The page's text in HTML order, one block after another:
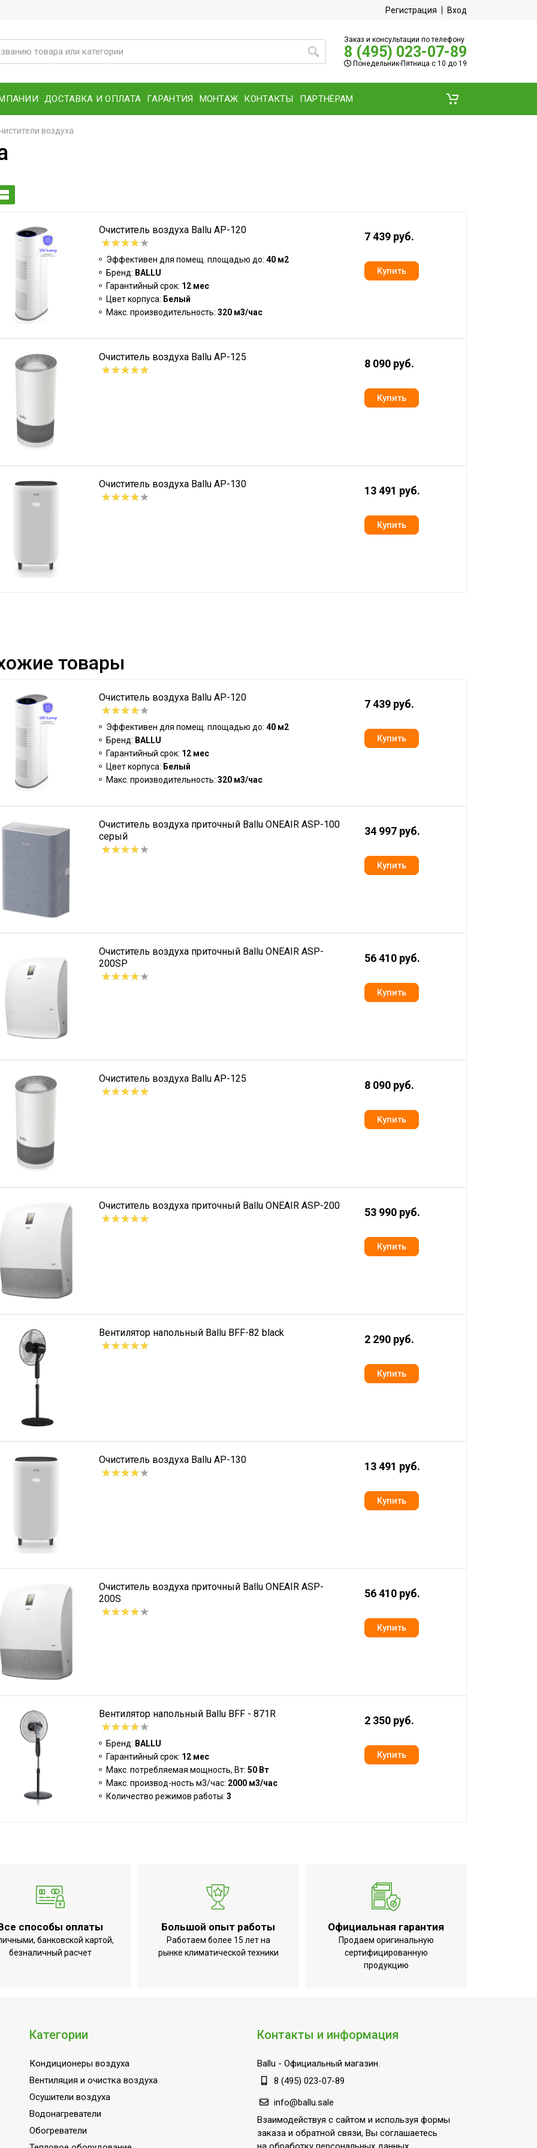
Регистрация Вход
Заказ и консультации по телефону
8 (495) 023-07-89
Понедельник-Пятница с 10 до 19
ДОСТАВКА И ОПЛАТА ГАРАНТИЯ МОНТАЖ КОНТАКТЫ ПАРТНЁРАМ
воздуха
Очиститель воздуха Ballu AP-120
Эффективен для помещ. площадью до: 40 м2
Бренд: BALLU
Гарантийный срок: 12 мес
Цвет корпуса: Белый
Макс. производительность: 320 м3/час
7 439 руб.
Очиститель воздуха Ballu AP-125
8 090 руб.
Очиститель воздуха Ballu AP-130
13 491 руб.
товары
Очиститель воздуха Ballu AP-120
Эффективен для помещ. площадью до: 40 м2
Бренд: BALLU
Гарантийный срок: 12 мес
Цвет корпуса: Белый
Макс. производительность: 320 м3/час
7 439 руб.
Очиститель воздуха приточный Ballu ONEAIR ASP-100
серый
34 997 руб.
Очиститель воздуха приточный Ballu ONEAIR ASP-
200SP
56 410 руб.
Очиститель воздуха Ballu AP-125
8 090 руб.
Очиститель воздуха приточный Ballu ONEAIR ASP-200
53 990 руб.
Вентилятор напольный Ballu BFF-82 black
2 290 руб.
Очиститель воздуха Ballu AP-130
13 491 руб.
Очиститель воздуха приточный Ballu ONEAIR ASP-
200S
56 410 руб.
Вентилятор напольный Ballu BFF - 871R
Бренд: BALLU
Гарантийный срок: 12 мес
Макс. потребляемая мощность, Вт: 50 Вт
Макс. производ-ность м3/час: 2000 м3/час
Количество режимов работы: 3
2 350 руб.
способы оплаты
банковской картой,
безналичный расчет
Большой опыт работы
Работаем более 15 лет на
рынке климатической техники
Официальная гарантия
Продаем оригинальную
сертифицированную
продукцию
Категории
Кондиционеры воздуха
Вентиляция и очистка воздуха
Осушители воздуха
Водонагреватели
Обогреватели
Контакты и информация
Ballu - Официальный магазин.
8 (495) 023-07-89
info@ballu.sale
Взаимодействуя с сайтом и используя формы
заказа и обратной связи, Вы соглашаетесь